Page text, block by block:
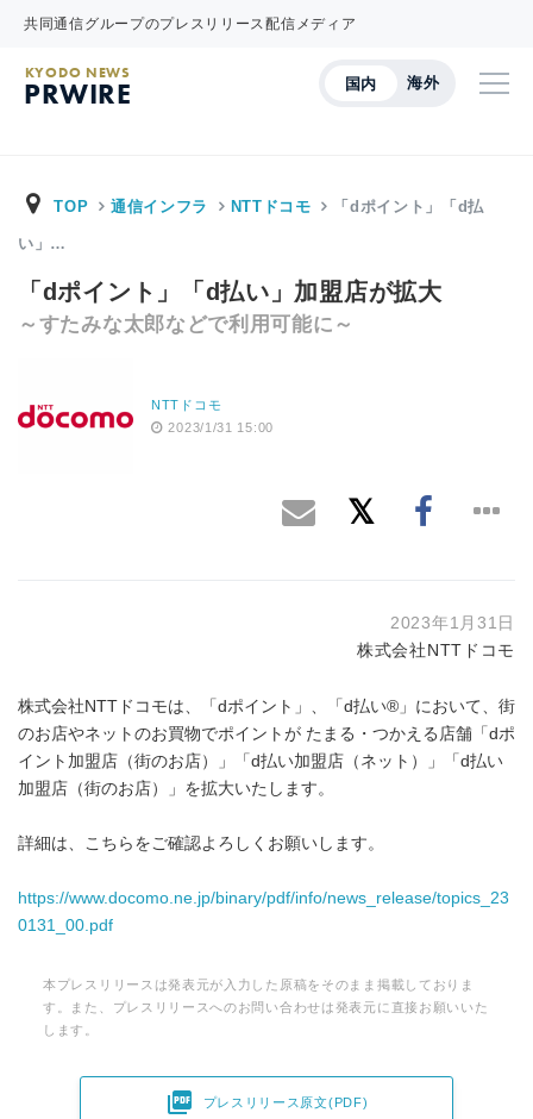
共同通信グループのプレスリリース配信メディア
国内 海外
KYODO NEWS
PRWIRE
TOP 通信インフラ NTTドコモ 「dポイント」「d払
い」…
「dポイント」「d払い」加盟店が拡大
～すたみな太郎などで利用可能に～
NTTドコモ
2023/1/31 15:00
2023年1月31日
株式会社NTTドコモ
株式会社NTTドコモは、「dポイント」、「d払い®」において、街
のお店やネットのお買物でポイントが たまる・つかえる店舗「dポ
イント加盟店（街のお店）」「d払い加盟店（ネット）」「d払い
加盟店（街のお店）」を拡大いたします。
詳細は、こちらをご確認よろしくお願いします。
https://www.docomo.ne.jp/binary/pdf/info/news_release/topics_23
0131_00.pdf
本プレスリリースは発表元が入力した原稿をそのまま掲載しておりま
す。また、プレスリリースへのお問い合わせは発表元に直接お願いいた
します。
 プレスリリース原文(PDF)